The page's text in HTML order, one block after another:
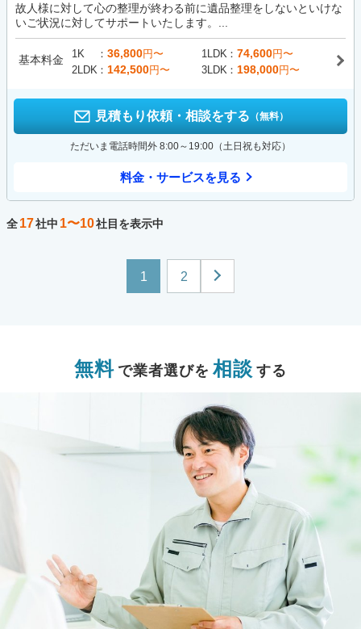
故人様に対して心の整理が終わる前に遺品整理をしないといけな
いご状況に対してサポートいたします。...
基本料金 1K 36,800円〜 1LDK 74,600円〜
2LDK
142,500円〜 3LDK 198,000円〜
見積もり依頼・相談をする （無料）
ただいま電話時間外 8:00～19:00（土日祝も対応）
料金・サービスを見る
全17社中 1〜10社目を表示中
1 2
無料 で業者選びを 相談 する